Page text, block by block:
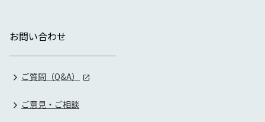
お問い合わせ
ご質問（Q&A）
ご意見・ご相談